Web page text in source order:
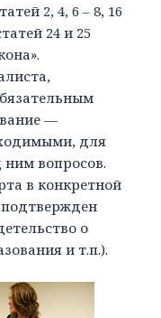
2, 4, 6 – 8, 16
24 и 25
—
для
вопросов.
в конкретной
о
и т.п.).